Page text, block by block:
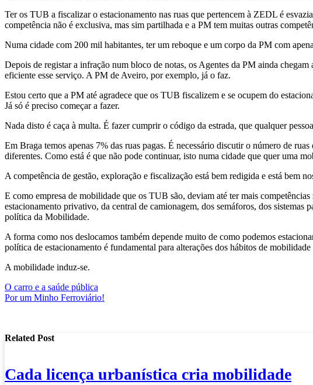
Ter os TUB a fiscalizar o estacionamento nas ruas que pertencem à ZEDL é
competência não é exclusiva, mas sim partilhada e a PM tem muitas outras
Numa cidade com 200 mil habitantes, ter um reboque e um corpo da PM com
Depois de registar a infração num bloco de notas, os Agentes da PM ainda
eficiente esse serviço. A PM de Aveiro, por exemplo, já o faz.
Estou certo que a PM até agradece que os TUB fiscalizem e se ocupem do
Já só é preciso começar a fazer.
Nada disto é caça à multa. É fazer cumprir o código da estrada, que qualquer
Em Braga temos apenas 7% das ruas pagas. É necessário discutir o número de
diferentes. Como está é que não pode continuar, isto numa cidade que quer uma
A competência de gestão, exploração e fiscalização está bem redigida e está bem
E como empresa de mobilidade que os TUB são, deviam até ter mais
estacionamento privativo, da central de camionagem, dos semáforos, dos
política da Mobilidade.
A forma como nos deslocamos também depende muito de como podemos
política de estacionamento é fundamental para alterações dos hábitos de
A mobilidade induz-se.
Navegação
de
O carro e a saúde pública
Por um Minho Ferroviário!
Related Post
Cada licença urbanística cria mobilidade